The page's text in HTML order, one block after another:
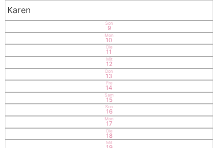
Karen
Son
9
Mon
10
Die
11
Mit
12
Don
13
Fre
14
Sam
15
Son
16
Mon
17
Die
18
Mit